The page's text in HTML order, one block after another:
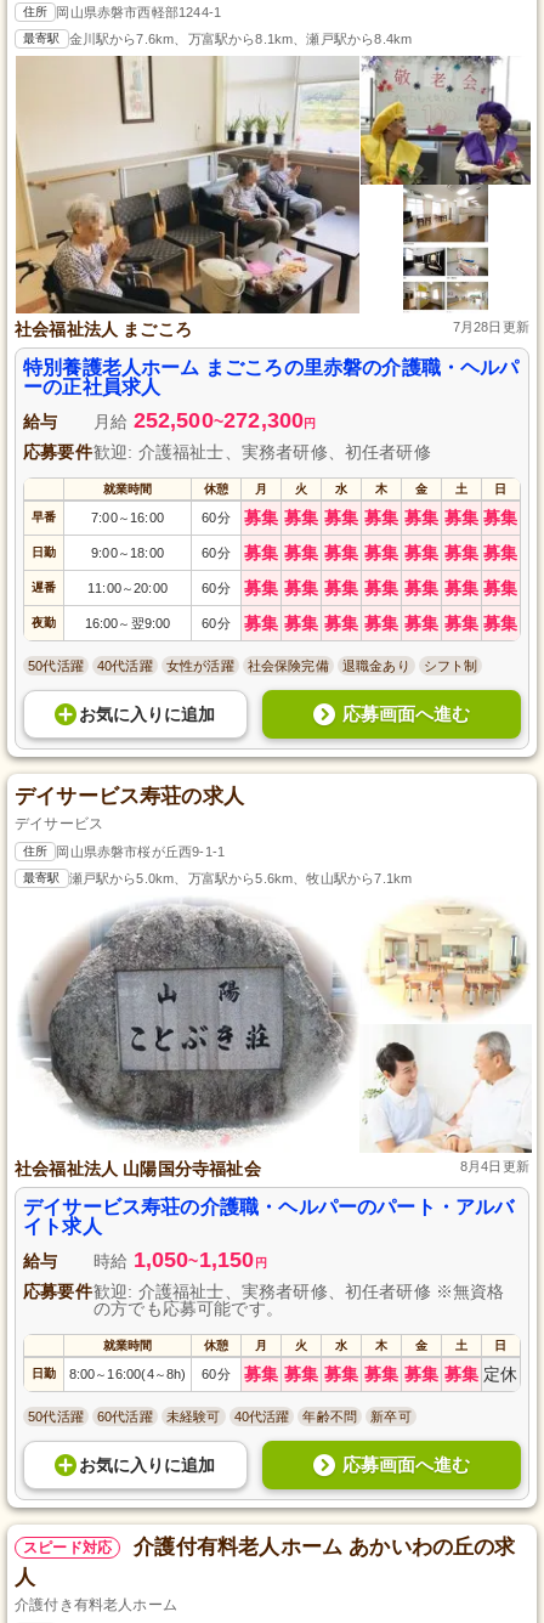
住所 岡山県赤磐市西軽部1244-1
最寄駅 金川駅から7.6km、万富駅から8.1km、瀬戸駅から8.4km
社会福祉法人 まごころ 7月28日更新
特別養護老人ホーム まごころの里赤磐の介護職・ヘルパ
ーの正社員求人
給与 月給 252,500~272,300円
応募要件歓迎: 介護福祉士、実務者研修、初任者研修
就業時間 休憩 月 火 水 木 金 土 日
早番 7:00～ 16:00 60分 募集 募集 募集 募集 募集 募集 募集
日勤 9:00～ 18:00 60分 募集 募集 募集 募集 募集 募集 募集
遅番 11:00～20:00 60分 募集 募集 募集 募集 募集 募集 募集
夜勤 16:00～ 翌9:00 60分 募集 募集 募集 募集 募集 募集 募集
50代活躍 40代活躍 女性が活躍 社会保険完備 退職金あり シフト制
お気に入り に追加 応募画面へ進む
デイサービス寿荘の求人
デイサービス
住所 岡山県赤磐市桜が丘西9-1-1
最寄駅 瀬戸駅から5.0km、万富駅から5.6km、牧山駅から7.1km
社会福祉法人 山陽国分寺福祉会 8月4日更新
デイサービス寿荘の介護職・ヘルパーのパート・アルバ
イト求人
給与 時給 1,050~1,150 円
応募要件歓迎: 介護福祉士、実務者研修、初任者研修 ※無資格
の方でも応募可能です。
就業時間 休憩 月 火 水 木 金 土 日
日勤 8:00～ 16:00(4～8h) 60分 募集 募集 募集 募集 募集 募集 定休
50代活躍 60代活躍 未経験可 40代活躍 年齢不問 新卒可
お気に入り に追加 応募画面へ進む
スピード対応
介護付有料老人ホーム あかいわの丘の求
人
介護付き有料老人ホーム